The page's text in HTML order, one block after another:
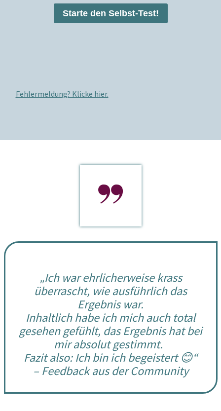
Starte den Selbst-Test!
Fehlermeldung? Klicke hier.
„Ich war ehrlicherweise krass
überrascht, wie ausführlich das
Ergebnis war.
Inhaltlich habe ich mich auch total
gesehen gefühlt, das Ergebnis hat bei
mir absolut gestimmt.
Fazit also: Ich bin ich begeistert 😊“
– Feedback aus der Community